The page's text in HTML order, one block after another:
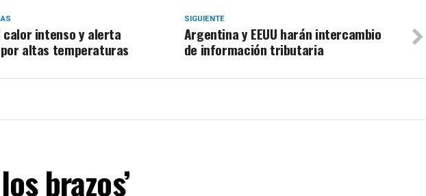
SIGUIENTE
Argentina y EEUU harán intercambio
de información tributaria
calor intenso y alerta
altas temperaturas
brazos’